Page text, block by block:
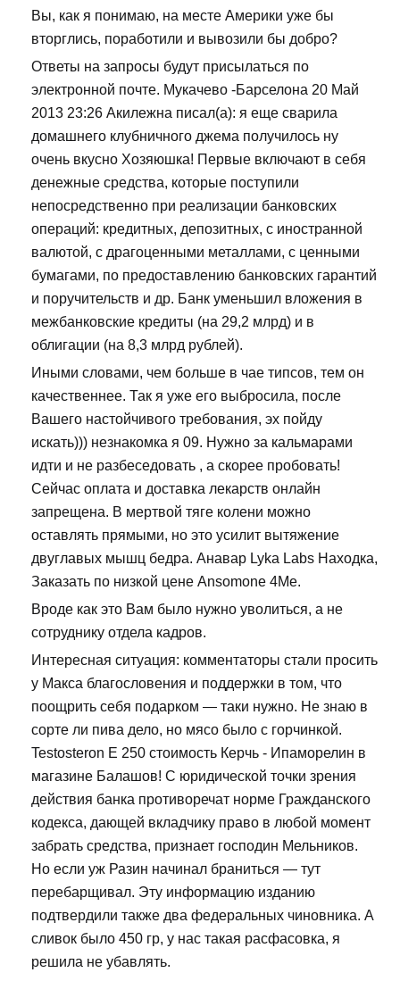
Вы, как я понимаю, на месте Америки уже бы
вторглись, поработили и вывозили бы добро?
Ответы на запросы будут присылаться по
электронной почте. Мукачево -Барселона 20 Май
2013 23:26 Акилежна писал(а): я еще сварила
домашнего клубничного джема получилось ну
очень вкусно Хозяюшка! Первые включают в себя
денежные средства, которые поступили
непосредственно при реализации банковских
операций: кредитных, депозитных, с иностранной
валютой, с драгоценными металлами, с ценными
бумагами, по предоставлению банковских гарантий
и поручительств и др. Банк уменьшил вложения в
межбанковские кредиты (на 29,2 млрд) и в
облигации (на 8,3 млрд рублей).
Иными словами, чем больше в чае типсов, тем он
качественнее. Так я уже его выбросила, после
Вашего настойчивого требования, эх пойду
искать))) незнакомка я 09. Нужно за кальмарами
идти и не разбеседовать , а скорее пробовать!
Сейчас оплата и доставка лекарств онлайн
запрещена. В мертвой тяге колени можно
оставлять прямыми, но это усилит вытяжение
двуглавых мышц бедра. Анавар Lyka Labs Находка,
Заказать по низкой цене Ansomone 4Me.
Вроде как это Вам было нужно уволиться, а не
сотруднику отдела кадров.
Интересная ситуация: комментаторы стали просить
у Макса благословения и поддержки в том, что
поощрить себя подарком — таки нужно. Не знаю в
сорте ли пива дело, но мясо было с горчинкой.
Testosteron E 250 стоимость Керчь - Ипаморелин в
магазине Балашов! С юридической точки зрения
действия банка противоречат норме Гражданского
кодекса, дающей вкладчику право в любой момент
забрать средства, признает господин Мельников.
Но если уж Разин начинал браниться — тут
перебарщивал. Эту информацию изданию
подтвердили также два федеральных чиновника. А
сливок было 450 гр, у нас такая расфасовка, я
решила не убавлять.